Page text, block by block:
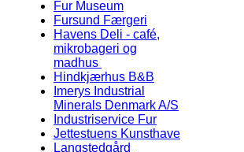
Fur Museum
Fursund Færgeri
Havens Deli - café,
mikrobageri og
madhus
Hindkjærhus B&B
Imerys Industrial
Minerals Denmark A/S
Industriservice Fur
Jettestuens Kunsthave
Langstedgård